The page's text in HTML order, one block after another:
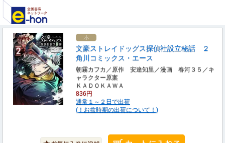
文豪ストレイドッグス探偵社設立秘話 ２
角川コミックス・エース
朝霧カフカ／原作 安達知里／漫画 春河３５／キ
ャラクター原案
ＫＡＤＯＫＡＷＡ
836円
通常１～２日で出荷
(！お盆時期の出荷について！)